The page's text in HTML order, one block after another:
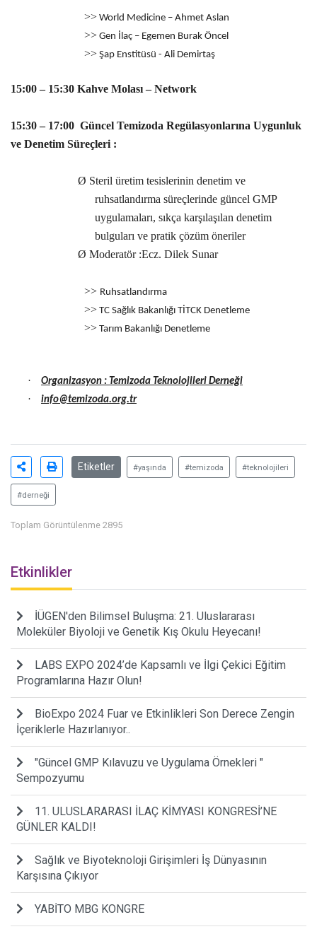
>> World Medicine – Ahmet Aslan
>> Gen İlaç – Egemen Burak Öncel
>> Şap Enstitüsü - Ali Demirtaş
15:00 – 15:30 Kahve Molası – Network
15:30 – 17:00 Güncel Temizoda Regülasyonlarına Uygunluk
ve Denetim Süreçleri :
Ø Steril üretim tesislerinin denetim ve
ruhsatlandırma süreçlerinde güncel GMP
uygulamaları, sıkça karşılaşılan denetim
bulguları ve pratik çözüm öneriler
Ø Moderatör :Ecz. Dilek Sunar
>> Ruhsatlandırma
>> TC Sağlık Bakanlığı TİTCK Denetleme
>> Tarım Bakanlığı Denetleme
· Organizasyon : Temizoda Teknolojileri Derneği
· info@temizoda.org.tr
Etiketler #yaşında #temizoda #teknolojileri
#derneği
Toplam Görüntülenme 2895
Etkinlikler
İÜGEN'den Bilimsel Buluşma: 21. Uluslararası
Moleküler Biyoloji ve Genetik Kış Okulu Heyecanı!
LABS EXPO 2024’de Kapsamlı ve İlgi Çekici Eğitim
Programlarına Hazır Olun!
BioExpo 2024 Fuar ve Etkinlikleri Son Derece Zengin
İçeriklerle Hazırlanıyor..
"Güncel GMP Kılavuzu ve Uygulama Örnekleri "
Sempozyumu
11. ULUSLARARASI İLAÇ KİMYASI KONGRESİ’NE
GÜNLER KALDI!
Sağlık ve Biyoteknoloji Girişimleri İş Dünyasının
Karşısına Çıkıyor
YABİTO MBG KONGRE